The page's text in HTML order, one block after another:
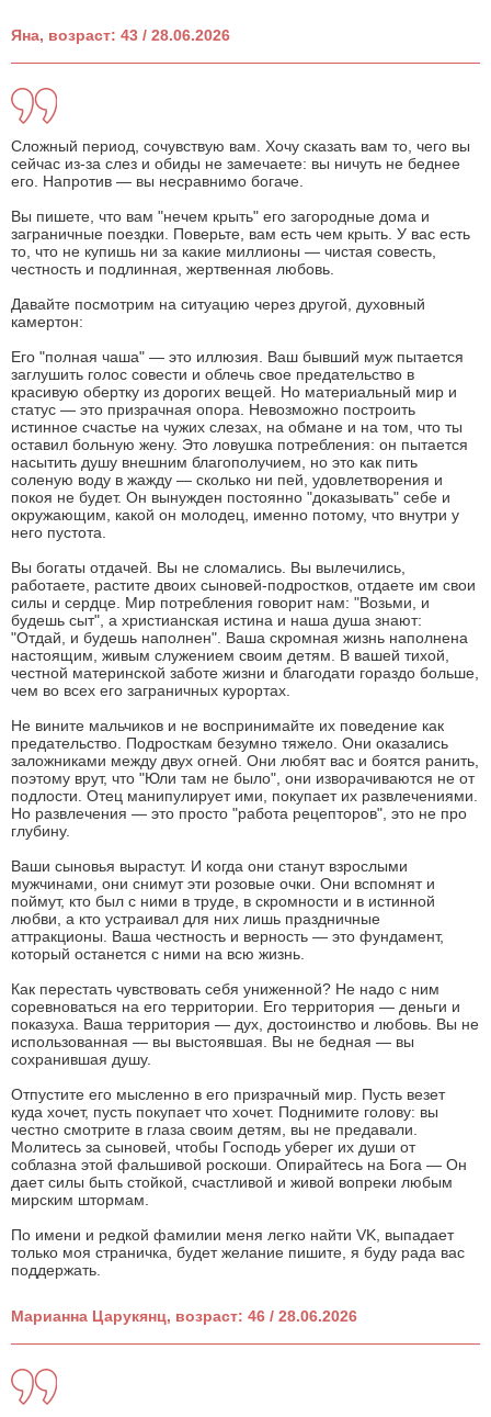
Яна, возраст: 43 / 28.06.2026
Сложный период, сочувствую вам. Хочу сказать вам то, чего вы
сейчас из-за слез и обиды не замечаете: вы ничуть не беднее
его. Напротив — вы несравнимо богаче.
Вы пишете, что вам "нечем крыть" его загородные дома и
заграничные поездки. Поверьте, вам есть чем крыть. У вас есть
то, что не купишь ни за какие миллионы — чистая совесть,
честность и подлинная, жертвенная любовь.
Давайте посмотрим на ситуацию через другой, духовный
камертон:
Его "полная чаша" — это иллюзия. Ваш бывший муж пытается
заглушить голос совести и облечь свое предательство в
красивую обертку из дорогих вещей. Но материальный мир и
статус — это призрачная опора. Невозможно построить
истинное счастье на чужих слезах, на обмане и на том, что ты
оставил больную жену. Это ловушка потребления: он пытается
насытить душу внешним благополучием, но это как пить
соленую воду в жажду — сколько ни пей, удовлетворения и
покоя не будет. Он вынужден постоянно "доказывать" себе и
окружающим, какой он молодец, именно потому, что внутри у
него пустота.
Вы богаты отдачей. Вы не сломались. Вы вылечились,
работаете, растите двоих сыновей-подростков, отдаете им свои
силы и сердце. Мир потребления говорит нам: "Возьми, и
будешь сыт", а христианская истина и наша душа знают:
"Отдай, и будешь наполнен". Ваша скромная жизнь наполнена
настоящим, живым служением своим детям. В вашей тихой,
честной материнской заботе жизни и благодати гораздо больше,
чем во всех его заграничных курортах.
Не вините мальчиков и не воспринимайте их поведение как
предательство. Подросткам безумно тяжело. Они оказались
заложниками между двух огней. Они любят вас и боятся ранить,
поэтому врут, что "Юли там не было", они изворачиваются не от
подлости. Отец манипулирует ими, покупает их развлечениями.
Но развлечения — это просто "работа рецепторов", это не про
глубину.
Ваши сыновья вырастут. И когда они станут взрослыми
мужчинами, они снимут эти розовые очки. Они вспомнят и
поймут, кто был с ними в труде, в скромности и в истинной
любви, а кто устраивал для них лишь праздничные
аттракционы. Ваша честность и верность — это фундамент,
который останется с ними на всю жизнь.
Как перестать чувствовать себя униженной? Не надо с ним
соревноваться на его территории. Его территория — деньги и
показуха. Ваша территория — дух, достоинство и любовь. Вы не
использованная — вы выстоявшая. Вы не бедная — вы
сохранившая душу.
Отпустите его мысленно в его призрачный мир. Пусть везет
куда хочет, пусть покупает что хочет. Поднимите голову: вы
честно смотрите в глаза своим детям, вы не предавали.
Молитесь за сыновей, чтобы Господь уберег их души от
соблазна этой фальшивой роскоши. Опирайтесь на Бога — Он
дает силы быть стойкой, счастливой и живой вопреки любым
мирским штормам.
По имени и редкой фамилии меня легко найти VK, выпадает
только моя страничка, будет желание пишите, я буду рада вас
поддержать.
Марианна Царукянц, возраст: 46 / 28.06.2026